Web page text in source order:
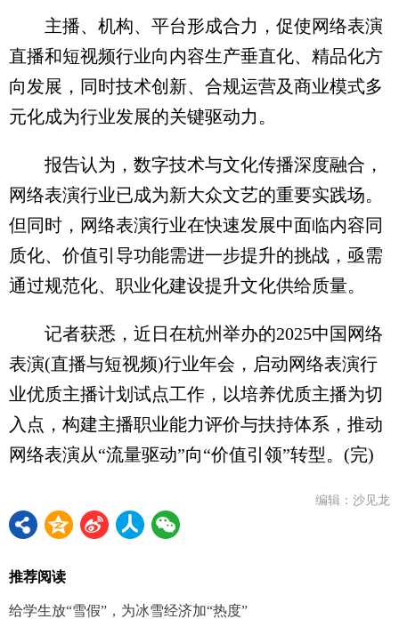
主播、机构、平台形成合力，促使网络表演
直播和短视频行业向内容生产垂直化、精品化方
向发展，同时技术创新、合规运营及商业模式多
元化成为行业发展的关键驱动力。
报告认为，数字技术与文化传播深度融合，
网络表演行业已成为新大众文艺的重要实践场。
但同时，网络表演行业在快速发展中面临内容同
质化、价值引导功能需进一步提升的挑战，亟需
通过规范化、职业化建设提升文化供给质量。
记者获悉，近日在杭州举办的2025中国网络
表演(直播与短视频)行业年会，启动网络表演行
业优质主播计划试点工作，以培养优质主播为切
入点，构建主播职业能力评价与扶持体系，推动
网络表演从“流量驱动”向“价值引领”转型。(完)
编辑：沙见龙
推荐阅读
给学生放“雪假”，为冰雪经济加“热度”